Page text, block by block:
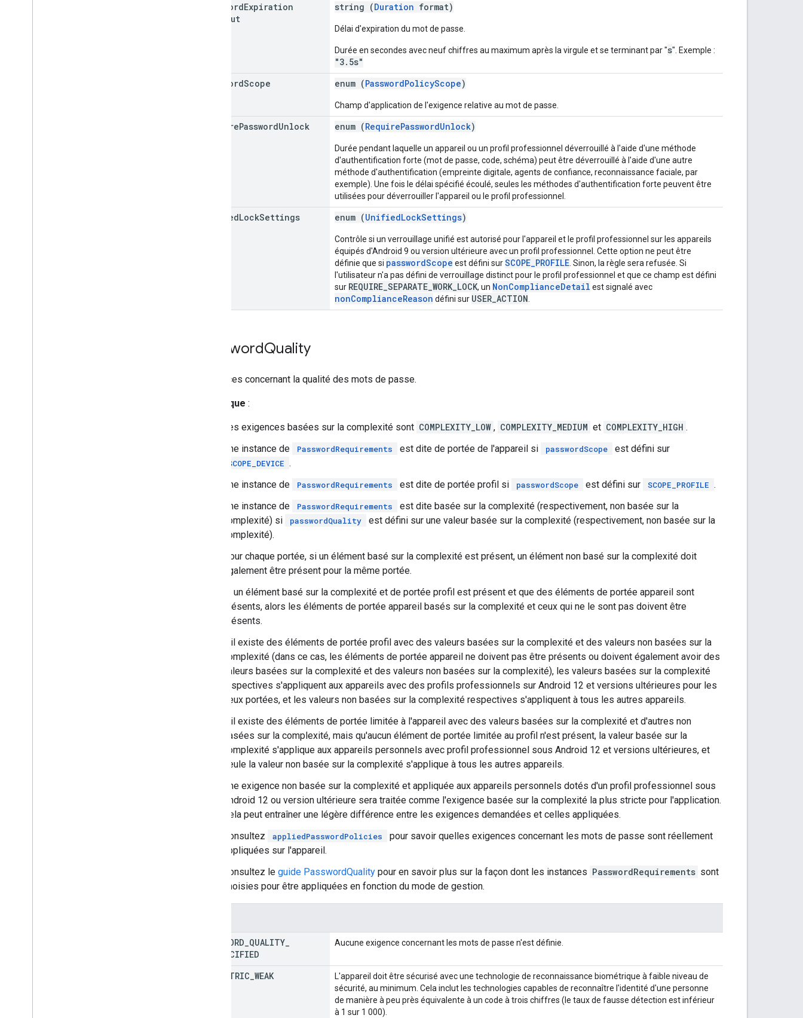
passwordExpiration
Timeout
string (Duration format)
Délai d'expiration du mot de passe.
Durée en secondes avec neuf chiffres au maximum après la virgule et se terminant par "s". Exemple :
"3.5s"
passwordScope enum (PasswordPolicyScope)
Champ d'application de l'exigence relative au mot de passe.
requirePasswordUnlock enum (RequirePasswordUnlock)
Durée pendant laquelle un appareil ou un profil professionnel déverrouillé à l'aide d'une méthode
d'authentification forte (mot de passe, code, schéma) peut être déverrouillé à l'aide d'une autre
méthode d'authentification (empreinte digitale, agents de confiance, reconnaissance faciale, par
exemple). Une fois le délai spécifié écoulé, seules les méthodes d'authentification forte peuvent être
utilisées pour déverrouiller l'appareil ou le profil professionnel.
unifiedLockSettings enum (UnifiedLockSettings)
Contrôle si un verrouillage unifié est autorisé pour l'appareil et le profil professionnel sur les appareils
équipés d'Android 9 ou version ultérieure avec un profil professionnel. Cette option ne peut être
définie que si passwordScope est défini surSCOPE_PROFILE . Sinon, la règle sera refusée. Si
l'utilisateur n'a pas défini de verrouillage distinct pour le profil professionnel et que ce champ est défini
sur REQUIRE_SEPARATE_WORK_LOCK, un NonComplianceDetail est signalé avec
nonComplianceReason défini sur USER_ACTION
PasswordQuality
Exigences concernant la qualité des mots de passe.
Remarque :
Les exigences basées sur la complexité sont COMPLEXITY_LOW , COMPLEXITY_MEDIUM et COMPLEXITY_HIGH .
Une instance de
PasswordRequirements est dite de portée de l'appareil si passwordScope est défini sur
SCOPE_DEVICE .
Une instance de
PasswordRequirements est dite de portée profil si passwordScope est défini sur SCOPE_PROFILE .
Une instance de
PasswordRequirements
est dite basée sur la complexité (respectivement, non basée sur la
complexité) si
passwordQuality
est défini sur une valeur basée sur la complexité (respectivement, non basée sur la
complexité).
Pour chaque portée, si un élément basé sur la complexité est présent, un élément non basé sur la complexité doit
également être présent pour la même portée.
Si un élément basé sur la complexité et de portée profil est présent et que des éléments de portée appareil sont
présents, alors les éléments de portée appareil basés sur la complexité et ceux qui ne le sont pas doivent être
présents.
S'il existe des éléments de portée profil avec des valeurs basées sur la complexité et des valeurs non basées sur la
complexité (dans ce cas, les éléments de portée appareil ne doivent pas être présents ou doivent également avoir des
valeurs basées sur la complexité et des valeurs non basées sur la complexité), les valeurs basées sur la complexité
respectives s'appliquent aux appareils avec des profils professionnels sur Android 12 et versions ultérieures pour les
deux portées, et les valeurs non basées sur la complexité respectives s'appliquent à tous les autres appareils.
S'il existe des éléments de portée limitée à l'appareil avec des valeurs basées sur la complexité et d'autres non
basées sur la complexité, mais qu'aucun élément de portée limitée au profil n'est présent, la valeur basée sur la
complexité s'applique aux appareils personnels avec profil professionnel sous Android 12 et versions ultérieures, et
seule la valeur non basée sur la complexité s'applique à tous les autres appareils.
Une exigence non basée sur la complexité et appliquée aux appareils personnels dotés d'un profil professionnel sous
Android 12 ou version ultérieure sera traitée comme l'exigence basée sur la complexité la plus stricte pour l'application.
Cela peut entraîner une légère différence entre les exigences demandées et celles appliquées.
Consultez
appliedPasswordPolicies
pour savoir quelles exigences concernant les mots de passe sont réellement
appliquées sur l'appareil.
Consultez le guide PasswordQuality pour en savoir plus sur la façon dont les instances PasswordRequirements sont
choisies pour être appliquées en fonction du mode de gestion.
PASSWORD QUALITY
UNSPECIFIED
Aucune exigence concernant les mots de passe n'est définie.
BIOMETRIC WEAK
L'appareil doit être sécurisé avec une technologie de reconnaissance biométrique à faible niveau de
sécurité, au minimum. Cela inclut les technologies capables de reconnaître l'identité d'une personne
de manière à peu près équivalente à un code à trois chiffres (le taux de fausse détection est inférieur
à 1 sur 1 000).